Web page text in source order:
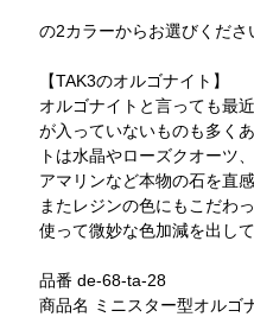
の2カラーからお選びくださ
【TAK3のオルゴナイト】
オルゴナイトと言っても最
が入っていないものも多く
トは水晶やローズクオーツ
アマリンなど本物の石を直
またレジンの色にもこだわ
使って微妙な色加減を出して
品番 de-68-ta-28
商品名 ミニスター型オルゴ